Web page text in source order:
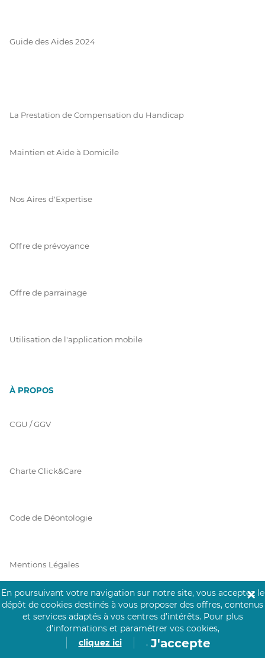
Guide des Aides 2024
La Prestation de Compensation du Handicap
Maintien et Aide à Domicile
Nos Aires d'Expertise
Offre de prévoyance
Offre de parrainage
Utilisation de l'application mobile
À PROPOS
CGU / GGV
Charte Click&Care
Code de Déontologie
Mentions Légales
Prérequis Click&Care
En poursuivant votre navigation sur notre site, vous acceptez le
dépôt de cookies destinés à vous proposer des offres, contenus
et services adaptés à vos centres d’intérêts. Pour plus
d’informations et paramétrer vos cookies,
cliquez ici
. J'accepte
✕